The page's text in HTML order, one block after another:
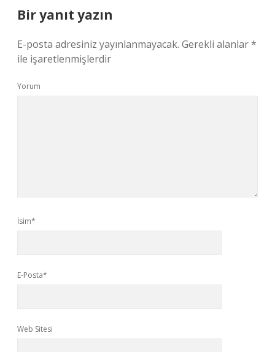
Bir yanıt yazın
E-posta adresiniz yayınlanmayacak. Gerekli alanlar*
ile işaretlenmişlerdir
Yorum
İsim*
E-Posta*
Web Sitesi